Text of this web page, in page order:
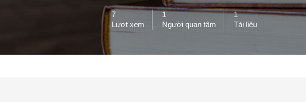
7
Lượt xem
1
Người quan tâm
1
Tài liệu